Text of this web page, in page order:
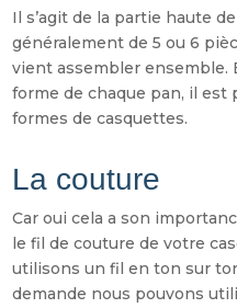
Il s’agit de la partie haute
généralement de 5 ou 6
vient assembler ensemble.
forme de chaque pan, il
formes de casquettes.
La couture
Car oui cela a son
le fil de couture de votre
utilisons un fil en ton sur
demande nous pouvons